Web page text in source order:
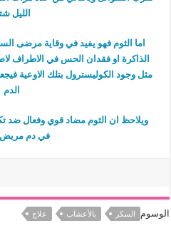
الليل
اما الثوم فهو يفيد في وقاية
الذاكرة او فقدان الحس في الاطراف
مثل وجود الكوليسترول بتلك الاوعية
الدم
ويلاحظ ان الثوم مضاد قوي وفعال ضد
في دم مريض
الوسوم السكر بالأعشاب علاج